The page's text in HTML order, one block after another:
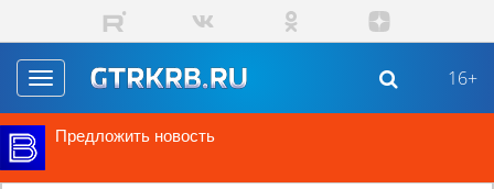
Перейти к основному содержанию
Toggle
navigation
16+
Предложить новость